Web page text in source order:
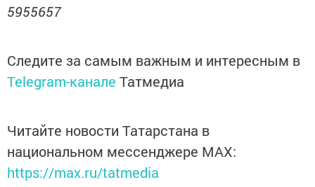
5955657
Следите за самым важным и интересным в
Telegram-канале Татмедиа
Читайте новости Татарстана в
национальном мессенджере MАХ:
https://max.ru/tatmedia